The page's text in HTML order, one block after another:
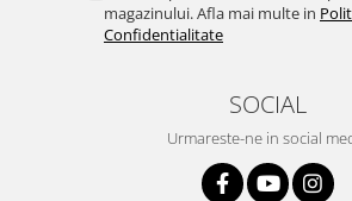
magazinului. Afla mai multe in
Confidentialitate
SOCIAL
Urmareste-ne in social